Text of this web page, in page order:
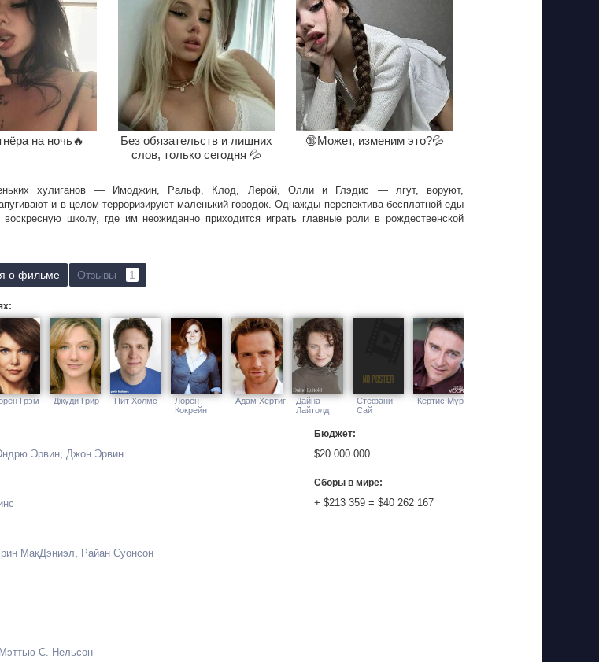
на ночь🔥
Без обязательств и лишних
слов, только сегодня 💦
🔞Может, изменим это?💦
хулиганов — Имоджин, Ральф, Клод, Лерой, Олли и Глэдис — лгут, воруют,
и в целом терроризируют маленький городок. Однажды перспектива бесплатной еды
школу, где им неожиданно приходится играть главные роли в рождественской
о фильме Отзывы 1
Грэм Джуди Грир Пит Холмс
Лорен
Кокрейн
Адам Хертиг
Дайна
Лайтолд
Стефани
Сай
Кертис Мур
Эрвин, Джон Эрвин
МакДэниэл, Райан Суонсон
Мэттью С. Нельсон
Бюджет:
$20 000 000
Сборы в мире:
+ $213 359 = $40 262 167